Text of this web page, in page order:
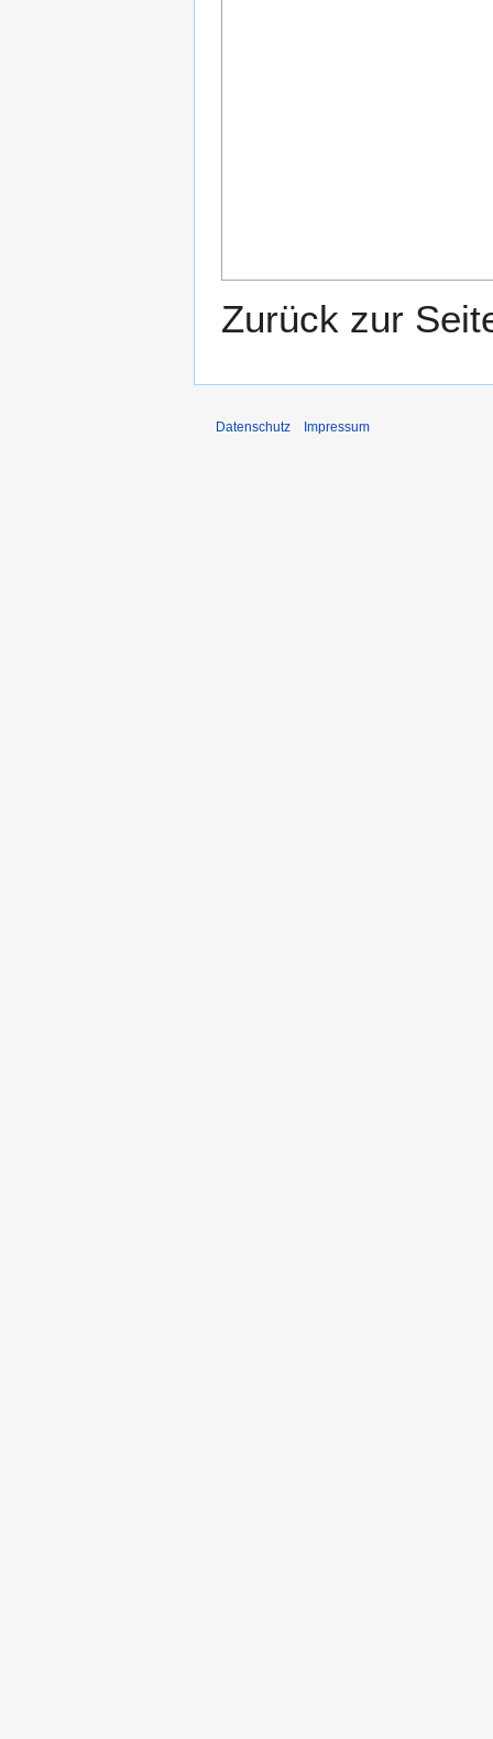
Zurück zur
Datenschutz Impressum